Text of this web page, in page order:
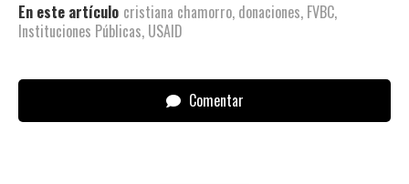
En este artículo cristiana chamorro, donaciones, FVBC,
Instituciones Públicas, USAID
Comentar